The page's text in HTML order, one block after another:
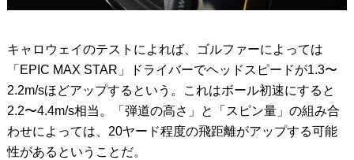
キャロウェイのテストによれば、ゴルファーによっては
「EPIC MAX STAR」ドライバーでヘッドスピードが1.3〜
2.2m/sほどアップするという。これはボール初速にすると
2.2〜4.4m/s相当。「弾道の高さ」と「スピン量」の組み合
わせによっては、20ヤード程度の飛距離がアップする可能
性があるということだ。